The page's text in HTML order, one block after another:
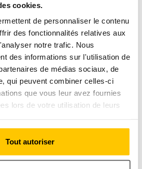
cookies.
de personnaliser le contenu
des fonctionnalités relatives aux
notre trafic. Nous
des informations sur l'utilisation de
de médias sociaux, de
qui peuvent combiner celles-ci
que vous leur avez fournies
lors de votre utilisation de leurs
Tout autoriser